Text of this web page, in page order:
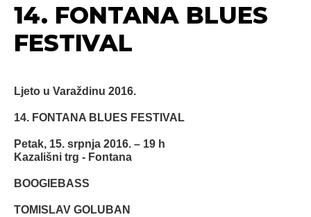
14. FONTANA BLUES
FESTIVAL
Ljeto u Varaždinu 2016.
14. FONTANA BLUES FESTIVAL
Petak, 15. srpnja 2016. – 19 h
Kazališni trg - Fontana
BOOGIEBASS
TOMISLAV GOLUBAN